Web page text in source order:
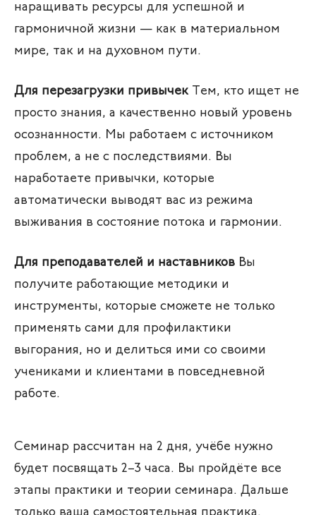
наращивать ресурсы для успешной и
гармоничной жизни — как в материальном
мире, так и на духовном пути.
Для перезагрузки привычекТем, кто ищет не
просто знания, а качественно новый уровень
осознанности. Мы работаем с источником
проблем, а не с последствиями. Вы
наработаете привычки, которые
автоматически выводят вас из режима
выживания в состояние потока и гармонии.
Для преподавателей и наставников Вы
получите работающие методики и
инструменты, которые сможете не только
применять сами для профилактики
выгорания, но и делиться ими со своими
учениками и клиентами в повседневной
работе.
Семинар рассчитан на 2 дня, учёбе нужно
будет посвящать 2–3 часа. Вы пройдёте все
этапы практики и теории семинара. Дальше